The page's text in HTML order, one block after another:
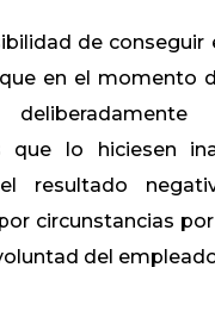
de conseguir
en el momento
que lo hiciesen
resultado
circunstancias
del